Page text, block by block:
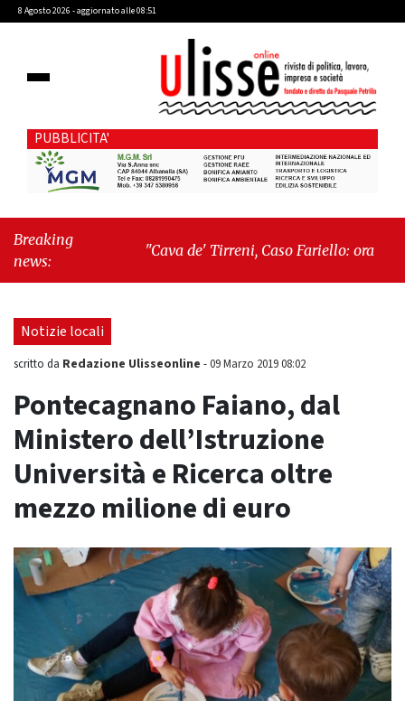
8 Agosto 2026 - aggiornato alle 08:51
PUBBLICITA'
Breaking
news:
"Cava de' Tirreni, Caso Fariello: ora torniamo
Notizie locali
scritto da Redazione Ulisseonline -09 Marzo 2019 08:02
Pontecagnano Faiano, dal
Ministero dell’Istruzione
Università e Ricerca oltre
mezzo milione di euro